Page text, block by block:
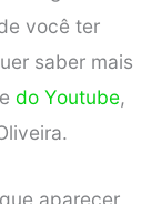
você ter
saber mais
do Youtube,
aparecer